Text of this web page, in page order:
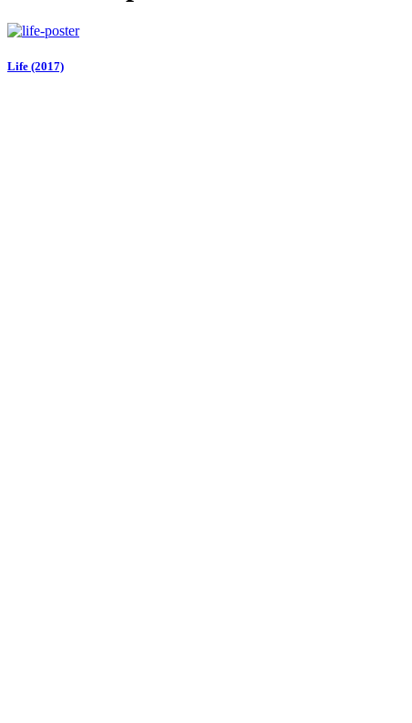
Life (2017)